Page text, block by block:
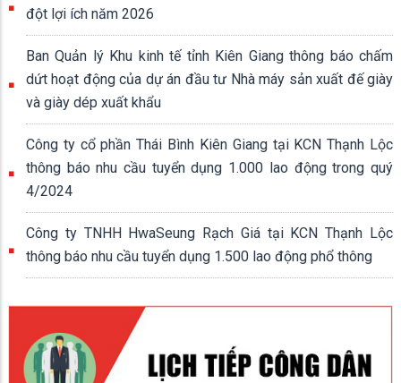
đột lợi ích năm 2026
Ban Quản lý Khu kinh tế tỉnh Kiên Giang thông báo chấm
dứt hoạt động của dự án đầu tư Nhà máy sản xuất đế giày
và giày dép xuất khẩu
Công ty cổ phần Thái Bình Kiên Giang tại KCN Thạnh Lộc
thông báo nhu cầu tuyển dụng 1.000 lao động trong quý
4/2024
Công ty TNHH HwaSeung Rạch Giá tại KCN Thạnh Lộc
thông báo nhu cầu tuyển dụng 1.500 lao động phổ thông